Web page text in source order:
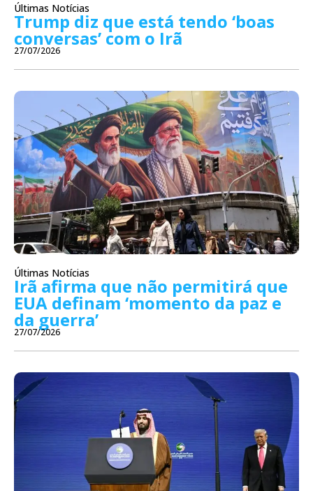
Últimas Notícias
Trump diz que está tendo ‘boas
conversas’ com o Irã
27/07/2026
Últimas Notícias
Irã afirma que não permitirá que
EUA definam ‘momento da paz e
da guerra’
27/07/2026